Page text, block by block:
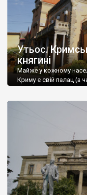
Утьос.
княгині
Майже у кожному
Криму є свій палац (а